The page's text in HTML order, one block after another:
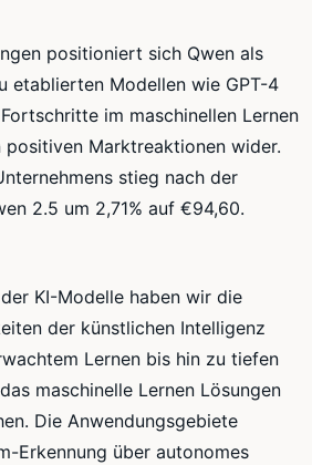
positioniert sich Qwen als
etablierten Modellen wie GPT-4
im maschinellen Lernen
positiven Marktreaktionen wider.
stieg nach der
2.5 um 2,71% auf €94,60.
KI-Modelle haben wir die
der künstlichen Intelligenz
Lernen bis hin zu tiefen
maschinelle Lernen Lösungen
Die Anwendungsgebiete
Erkennung über autonomes